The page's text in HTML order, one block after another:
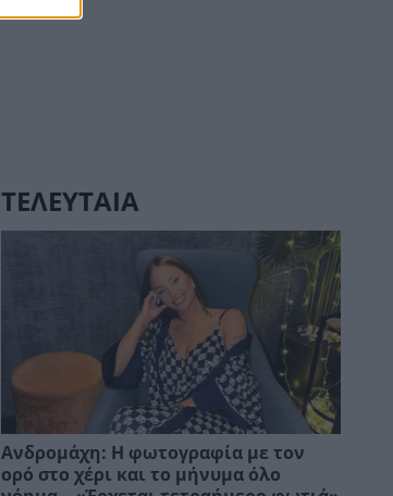
ΤΕΛΕΥΤΑΙΑ
Ανδρομάχη: Η φωτογραφία με τον
ορό στο χέρι και το μήνυμα όλο